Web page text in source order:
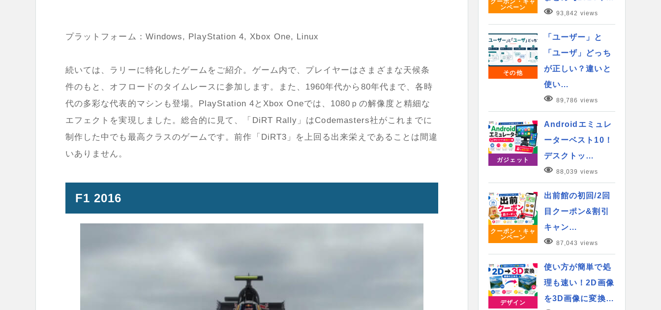
プラットフォーム：Windows, PlayStation 4, Xbox One, Linux
続いては、ラリーに特化したゲームをご紹介。ゲーム内で、プレイヤーはさまざまな天候条
件のもと、オフロードのタイムレースに参加します。また、1960年代から80年代まで、各時
代の多彩な代表的マシンも登場。PlayStation 4とXbox Oneでは、1080ｐの解像度と精細な
エフェクトを実現しました。総合的に見て、「DiRT Rally」はCodemasters社がこれまでに
制作した中でも最高クラスのゲームです。前作「DiRT3」を上回る出来栄えであることは間違
いありません。
F1 2016
ンペーン
93,842 views
その他
「ユーザー」と
「ユーザ」どっち
が正しい？違いと
使い…
89,786 views
ガジェット
Androidエミュレ
ーターベスト10！
デスクトッ…
88,039 views
クーポン・キャ
ンペーン
出前館の初回/2回
目クーポン&割引
キャン…
87,043 views
デザイン
使い方が簡単で処
理も速い！2D画像
を3D画像に変換…